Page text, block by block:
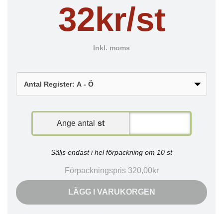
32kr/st
Inkl. moms
Ange antal st
Säljs endast i hel förpackning om 10 st
Förpackningspris 320,00kr
LÄGG I VARUKORGEN